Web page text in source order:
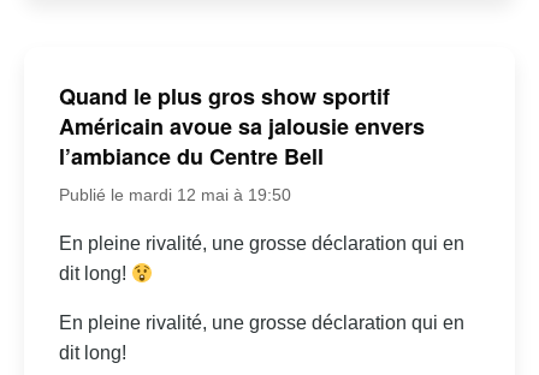
Quand le plus gros show sportif
Américain avoue sa jalousie envers
l’ambiance du Centre Bell
Publié le mardi 12 mai à 19:50
En pleine rivalité, une grosse déclaration qui en
dit long!
En pleine rivalité, une grosse déclaration qui en
dit long!